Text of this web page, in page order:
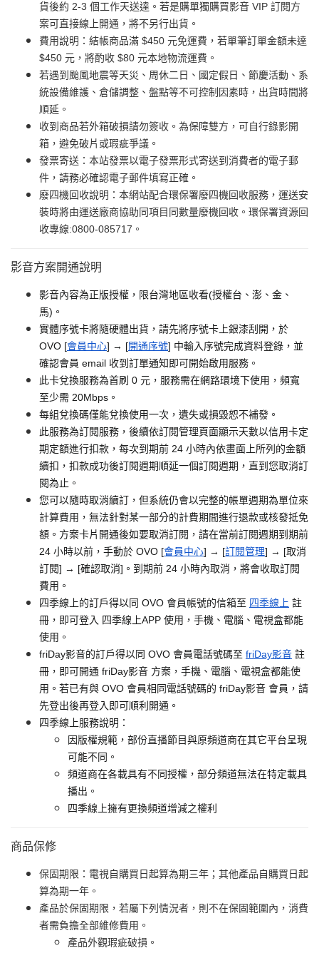
貨後約 2-3 個工作天送達。若是購單獨購買影音 VIP 訂閱方
案可直接線上開通，將不另行出貨。
費用說明：結帳商品滿 $450 元免運費，若單筆訂單金額未達
$450 元，將酌收 $80 元本地物流運費。
若遇到颱風地震等天災、周休二日、國定假日、節慶活動、系
統設備維護、倉儲調整、盤點等不可控制因素時，出貨時間將
順延。
收到商品若外箱破損請勿簽收。為保障雙方，可自行錄影開
箱，避免破片或瑕疵爭議。
發票寄送：本站發票以電子發票形式寄送到消費者的電子郵
件，請務必確認電子郵件填寫正確。
廢四機回收說明：本網站配合環保署廢四機回收服務，運送安
裝時將由運送廠商協助同項目同數量廢機回收。環保署資源回
收專線:0800-085717。
影音方案開通說明
影音內容為正版授權，限台灣地區收看(授權台、澎、金、
馬)。
實體序號卡將隨硬體出貨，請先將序號卡上銀漆刮開，於
OVO [會員中心] → [開通序號] 中輸入序號完成資料登錄，並
確認會員 email 收到訂單通知即可開始啟用服務。
此卡兌換服務為首刷 0 元，服務需在網路環境下使用，頻寬
至少需 20Mbps。
每組兌換碼僅能兌換使用一次，遺失或損毀恕不補發。
此服務為訂閱服務，後續依訂閱管理頁面顯示天數以信用卡定
期定額進行扣款，每次到期前 24 小時內依畫面上所列的金額
續扣，扣款成功後訂閱週期順延一個訂閱週期，直到您取消訂
閱為止。
您可以隨時取消續訂，但系統仍會以完整的帳單週期為單位來
計算費用，無法針對某一部分的計費期間進行退款或核發抵免
額。方案卡片開通後如要取消訂閱，請在當前訂閱週期到期前
24 小時以前，手動於 OVO [會員中心] → [訂閱管理] → [取消
訂閱] → [確認取消]。到期前 24 小時內取消，將會收取訂閱
費用。
四季線上的訂戶得以同 OVO 會員帳號的信箱至 四季線上 註
冊，即可登入 四季線上APP 使用，手機、電腦、電視盒都能
使用。
friDay影音的訂戶得以同 OVO 會員電話號碼至 friDay影音 註
冊，即可開通 friDay影音 方案，手機、電腦、電視盒都能使
用。若已有與 OVO 會員相同電話號碼的 friDay影音 會員，請
先登出後再登入即可順利開通。
四季線上服務說明：
因版權規範，部份直播節目與原頻道商在其它平台呈現
可能不同。
頻道商在各載具有不同授權，部分頻道無法在特定載具
播出。
四季線上擁有更換頻道增減之權利
商品保修
保固期限：電視自購買日起算為期三年；其他產品自購買日起
算為期一年。
產品於保固期限，若屬下列情況者，則不在保固範圍內，消費
者需負擔全部維修費用。
產品外觀瑕疵破損。